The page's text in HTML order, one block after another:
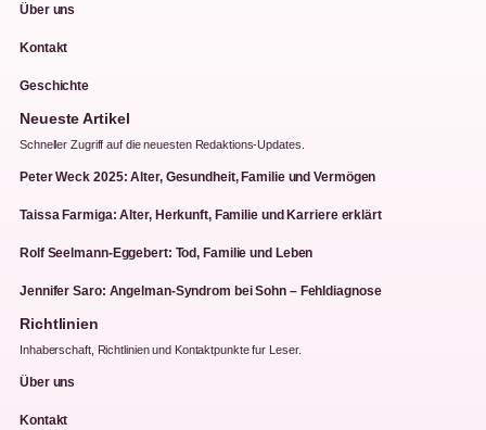
Über uns
Kontakt
Geschichte
Neueste Artikel
Schneller Zugriff auf die neuesten Redaktions-Updates.
Peter Weck 2025: Alter, Gesundheit, Familie und Vermögen
Taissa Farmiga: Alter, Herkunft, Familie und Karriere erklärt
Rolf Seelmann-Eggebert: Tod, Familie und Leben
Jennifer Saro: Angelman-Syndrom bei Sohn – Fehldiagnose
Richtlinien
Inhaberschaft, Richtlinien und Kontaktpunkte fur Leser.
Über uns
Kontakt